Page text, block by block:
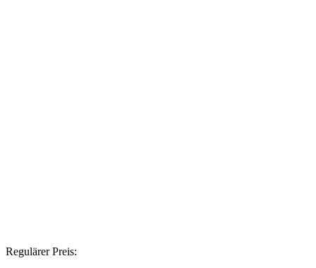
Regulärer Preis: